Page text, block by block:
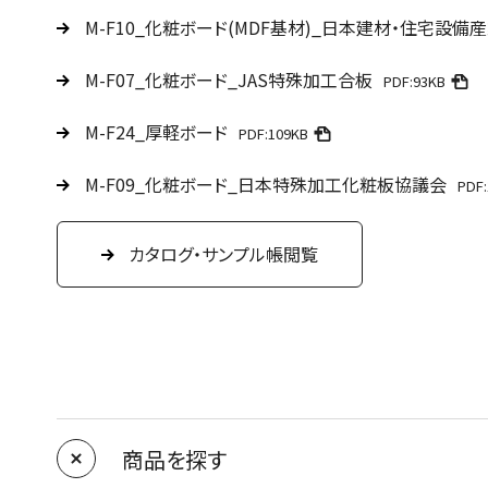
M-F10_化粧ボード(MDF基材)_日本建材・住宅設備
M-F07_化粧ボード_JAS特殊加工合板 PDF:93KB
M-F24_厚軽ボード PDF:109KB
M-F09_化粧ボード_日本特殊加工化粧板協議会
カタログ・サンプル帳閲覧
商品を探す